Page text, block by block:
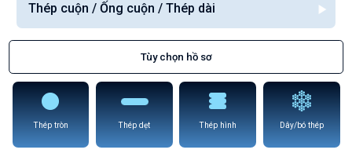
Thép cuộn / Ống cuộn / Thép dài
Tùy chọn hồ sơ
Thép tròn Thép dẹt Thép hình Dây/bó thép